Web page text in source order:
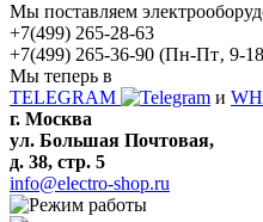
Мы поставляем
+7(499) 265-28-63
+7(499) 265-36-90 (Пн-Пт‚ 9-
Мы теперь в
TELEGRAM
и
г. Москва
ул. Большая Почтовая,
д. 38, стр. 5
info@electro-shop.ru